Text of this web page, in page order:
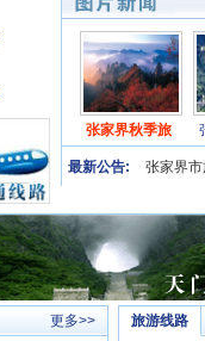
张家界阳戏展
最新公告: 张家界
旅游线路
更多>>